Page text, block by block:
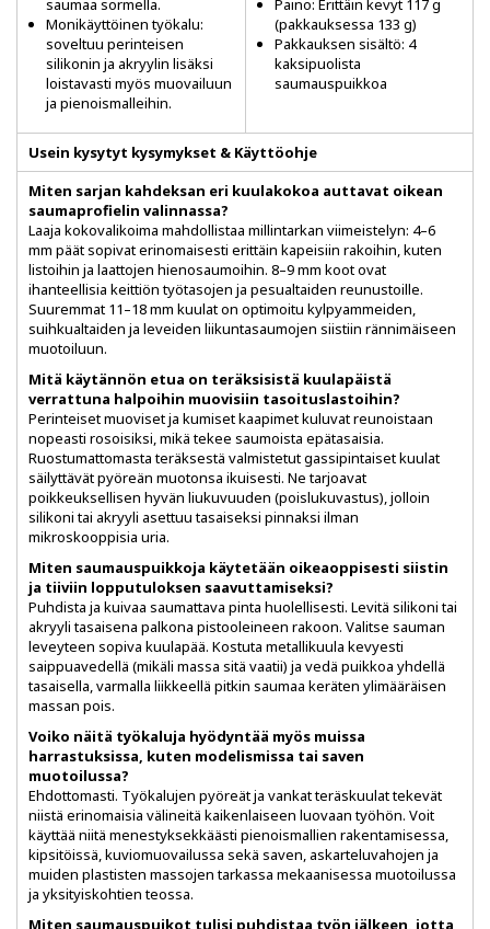
saumaa sormella.
Monikäyttöinen työkalu:
soveltuu perinteisen
silikonin ja akryylin lisäksi
loistavasti myös muovailuun
ja pienoismalleihin.
Paino: Erittäin kevyt 117 g
(pakkauksessa 133 g)
Pakkauksen sisältö: 4
kaksipuolista
saumauspuikkoa
Usein kysytyt kysymykset & Käyttöohje
Miten sarjan kahdeksan eri kuulakokoa auttavat oikean
saumaprofielin valinnassa?
Laaja kokovalikoima mahdollistaa millintarkan viimeistelyn: 4–6
mm päät sopivat erinomaisesti erittäin kapeisiin rakoihin, kuten
listoihin ja laattojen hienosaumoihin. 8–9 mm koot ovat
ihanteellisia keittiön työtasojen ja pesualtaiden reunustoille.
Suuremmat 11–18 mm kuulat on optimoitu kylpyammeiden,
suihkualtaiden ja leveiden liikuntasaumojen siistiin rännimäiseen
muotoiluun.
Mitä käytännön etua on teräksisistä kuulapäistä
verrattuna halpoihin muovisiin tasoituslastoihin?
Perinteiset muoviset ja kumiset kaapimet kuluvat reunoistaan
nopeasti rosoisiksi, mikä tekee saumoista epätasaisia.
Ruostumattomasta teräksestä valmistetut gassipintaiset kuulat
säilyttävät pyöreän muotonsa ikuisesti. Ne tarjoavat
poikkeuksellisen hyvän liukuvuuden (poislukuvastus), jolloin
silikoni tai akryyli asettuu tasaiseksi pinnaksi ilman
mikroskooppisia uria.
Miten saumauspuikkoja käytetään oikeaoppisesti siistin
ja tiiviin lopputuloksen saavuttamiseksi?
Puhdista ja kuivaa saumattava pinta huolellisesti. Levitä silikoni tai
akryyli tasaisena palkona pistooleineen rakoon. Valitse sauman
leveyteen sopiva kuulapää. Kostuta metallikuula kevyesti
saippuavedellä (mikäli massa sitä vaatii) ja vedä puikkoa yhdellä
tasaisella, varmalla liikkeellä pitkin saumaa keräten ylimääräisen
massan pois.
Voiko näitä työkaluja hyödyntää myös muissa
harrastuksissa, kuten modelismissa tai saven
muotoilussa?
Ehdottomasti. Työkalujen pyöreät ja vankat teräskuulat tekevät
niistä erinomaisia välineitä kaikenlaiseen luovaan työhön. Voit
käyttää niitä menestyksekkäästi pienoismallien rakentamisessa,
kipsitöissä, kuviomuovailussa sekä saven, askarteluvahojen ja
muiden plastisten massojen tarkassa mekaanisessa muotoilussa
ja yksityiskohtien teossa.
Miten saumauspuikot tulisi puhdistaa työn jälkeen, jotta